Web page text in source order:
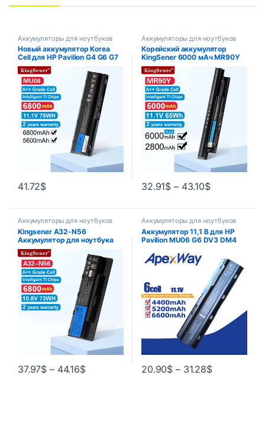
Аккумуляторы для ноутбуков
Новый аккумулятор Korea
Cell для HP Pavilion G4 G6 G7
G32 G42 G56 G62 G72 CQ42
CQ43 CQ56 CQ62 CQ72 DM4
DM4T MU06 593553 -001
HSTNN-UBOW
41.72$
Аккумуляторы для ноутбуков
Корейский аккумулятор
KingSener 6000 мАч MR90Y
для DELL Inspiron 3421 3721
5421 5521 5721 3521 3437
3537 5437 5537
32.91$ – 43.10$
Аккумуляторы для ноутбуков
Kingsener A32-N56
Аккумулятор для ноутбука
ASUS N46 N46V N46VJ
N46VM N46VZ N56 N56V
N56VJ N56VM N76 N76VZ
A31-N56 A33-N56
37.97$ – 44.16$
Аккумуляторы для ноутбуков
Аккумулятор 11,1 В для HP
Pavilion MU06 G6 DV3 DM4
Compaq Presario CQ42 CQ72
MU09 593554-001 593553-
20.90$ – 31.28$